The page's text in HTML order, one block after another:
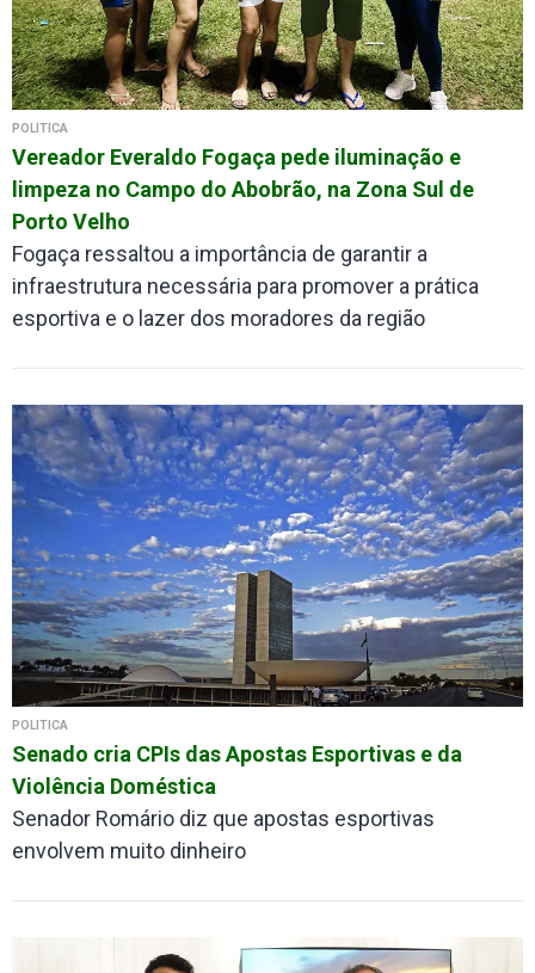
POLÍTICA
Vereador Everaldo Fogaça pede iluminação e
limpeza no Campo do Abobrão, na Zona Sul de
Porto Velho
Fogaça ressaltou a importância de garantir a
infraestrutura necessária para promover a prática
esportiva e o lazer dos moradores da região
POLÍTICA
Senado cria CPIs das Apostas Esportivas e da
Violência Doméstica
Senador Romário diz que apostas esportivas
envolvem muito dinheiro